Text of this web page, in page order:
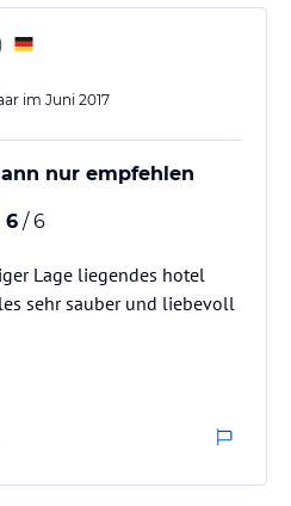
im Juni 2017
nur empfehlen
6 / 6
Lage liegendes hotel
sehr sauber und liebevoll